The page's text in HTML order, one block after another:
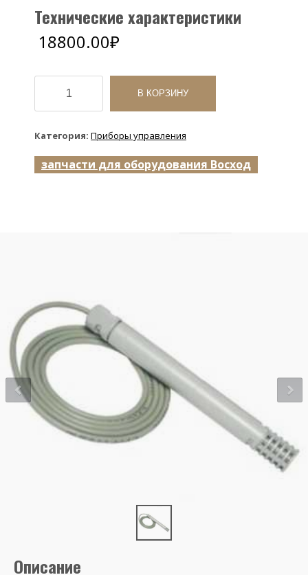
Описание
Технические характеристики
18800.00₽
Количество
товара
Датчик
для
шкафа
Бриз
В КОРЗИНУ
Категория: Приборы управления
запчасти для оборудования Восход